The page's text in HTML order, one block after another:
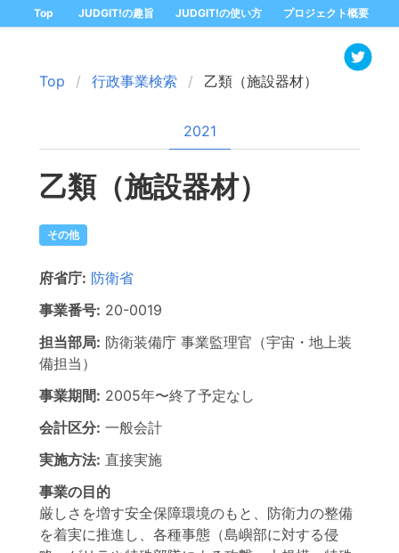
Top JUDGIT!の趣旨 JUDGIT!の使い方 プロジェクト概要
Top 行政事業検索 乙類（施設器材）
2021
乙類（施設器材）
その他
府省庁: 防衛省
事業番号: 20-0019
担当部局: 防衛装備庁 事業監理官（宇宙・地上装
備担当）
事業期間: 2005年〜終了予定なし
会計区分: 一般会計
実施方法: 直接実施
事業の目的
厳しさを増す安全保障環境のもと、防衛力の整備
を着実に推進し、各種事態（島嶼部に対する侵